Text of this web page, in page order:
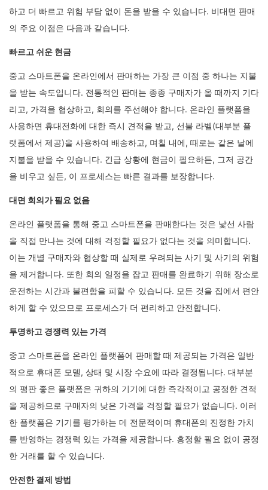
하고 더 빠르고 위험 부담 없이 돈을 받을 수 있습니다. 비대면 판매
의 주요 이점은 다음과 같습니다.
빠르고 쉬운 현금
중고 스마트폰을 온라인에서 판매하는 가장 큰 이점 중 하나는 지불
을 받는 속도입니다. 전통적인 판매는 종종 구매자가 올 때까지 기다
리고, 가격을 협상하고, 회의를 주선해야 합니다. 온라인 플랫폼을
사용하면 휴대전화에 대한 즉시 견적을 받고, 선불 라벨(대부분 플
랫폼에서 제공)을 사용하여 배송하고, 며칠 내에, 때로는 같은 날에
지불을 받을 수 있습니다. 긴급 상황에 현금이 필요하든, 그저 공간
을 비우고 싶든, 이 프로세스는 빠른 결과를 보장합니다.
대면 회의가 필요 없음
온라인 플랫폼을 통해 중고 스마트폰을 판매한다는 것은 낯선 사람
을 직접 만나는 것에 대해 걱정할 필요가 없다는 것을 의미합니다.
이는 개별 구매자와 협상할 때 실제로 우려되는 사기 및 사기의 위험
을 제거합니다. 또한 회의 일정을 잡고 판매를 완료하기 위해 장소로
운전하는 시간과 불편함을 피할 수 있습니다. 모든 것을 집에서 편안
하게 할 수 있으므로 프로세스가 더 편리하고 안전합니다.
투명하고 경쟁력 있는 가격
중고 스마트폰을 온라인 플랫폼에 판매할 때 제공되는 가격은 일반
적으로 휴대폰 모델, 상태 및 시장 수요에 따라 결정됩니다. 대부분
의 평판 좋은 플랫폼은 귀하의 기기에 대한 즉각적이고 공정한 견적
을 제공하므로 구매자의 낮은 가격을 걱정할 필요가 없습니다. 이러
한 플랫폼은 기기를 평가하는 데 전문적이며 휴대폰의 진정한 가치
를 반영하는 경쟁력 있는 가격을 제공합니다. 흥정할 필요 없이 공정
한 거래를 할 수 있습니다.
안전한 결제 방법